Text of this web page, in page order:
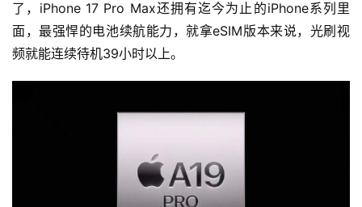
了，iPhone 17 Pro Max还拥有迄今为止的iPhone系列里
面，最强悍的电池续航能力，就拿eSIM版本来说，光刷视
频就能连续待机39小时以上。